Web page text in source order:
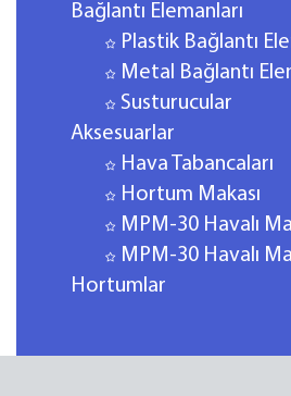
Bağlantı Elemanları
Plastik Bağlantı
Metal Bağlantı
Susturucular
Aksesuarlar
Hava Tabancaları
Hortum Makası
MPM-30 Havalı
MPM-30 Havalı
Hortumlar